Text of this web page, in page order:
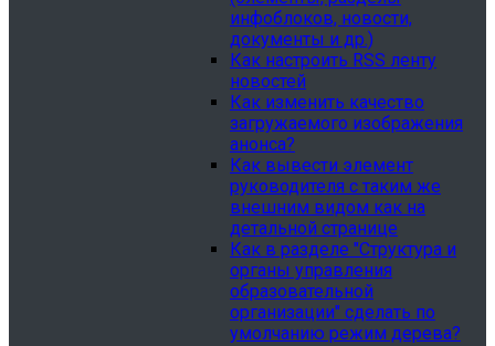
инфоблоков, новости,
документы и др.)
Как настроить RSS ленту
новостей
Как изменить качество
загружаемого изображения
анонса?
Как вывести элемент
руководителя с таким же
внешним видом как на
детальной странице
Как в разделе "Структура и
органы управления
образовательной
организации" сделать по
умолчанию режим дерева?